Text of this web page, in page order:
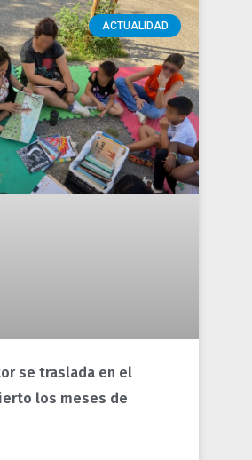
ACTUALIDAD
se traslada en el
los meses de